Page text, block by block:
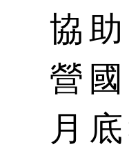
協
營
月